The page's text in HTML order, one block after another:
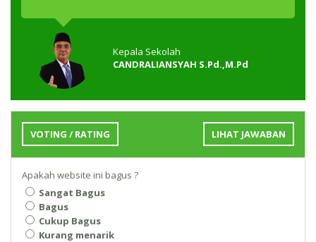
Kepala Sekolah
CANDRALIANSYAH S.Pd.,M.Pd
VOTING / RATING LIHAT JAWABAN
Apakah website ini bagus ?
Sangat Bagus
Bagus
Cukup Bagus
Kurang menarik